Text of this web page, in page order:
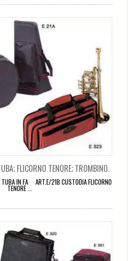
FLICORNO TENORE; TROMBINO.
IN FA ART.E/21B CUSTODIA FLICORNO
TENORE ...